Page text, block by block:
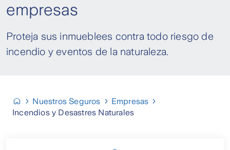
empresas
Proteja sus inmueblees contra todo riesgo de
incendio y eventos de la naturaleza.
Nuestros Seguros
Empresas
Incendios y Desastres Naturales